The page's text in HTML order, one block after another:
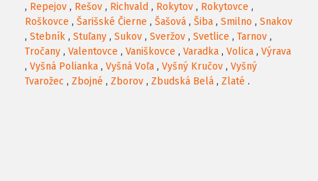
, Repejov , Rešov , Richvald , Rokytov , Rokytovce ,
Roškovce , Šarišské Čierne , Šašová , Šiba , Smilno , Snakov
, Stebník , Stuľany , Sukov , Sveržov , Svetlice , Tarnov ,
Tročany , Valentovce , Vaniškovce , Varadka , Volica , Výrava
, Vyšná Polianka , Vyšná Voľa , Vyšný Kručov , Vyšný
Tvarožec , Zbojné , Zborov , Zbudská Belá , Zlaté .